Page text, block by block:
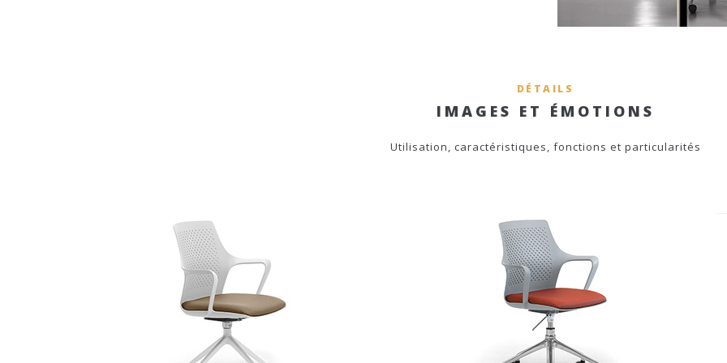
DÉTAILS
IMAGES ET ÉMOTIONS
Utilisation, caractéristiques, fonctions et particularités